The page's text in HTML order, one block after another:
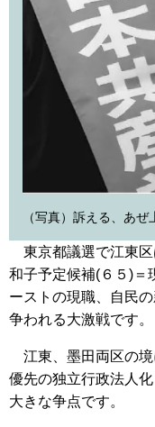
（写真）訴える、あ
東京都議選で江東区
和子予定候補(６５)＝
ーストの現職、自民
争われる大激戦です。
江東、墨田両区の境
優先の独立行政法人
大きな争点です。